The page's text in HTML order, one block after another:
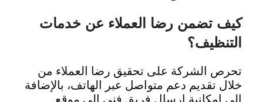
كيف تضمن رضا العملاء عن خدمات
التنظيف؟
تحرص الشركة على تحقيق رضا العملاء من
خلال تقديم دعم متواصل عبر الهاتف، بالإضافة